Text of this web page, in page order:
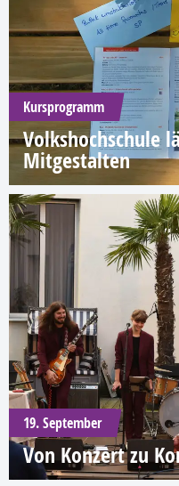
Kursprogramm
Volkshochschule
Mitgestalten
19. September
Von Konzert zu